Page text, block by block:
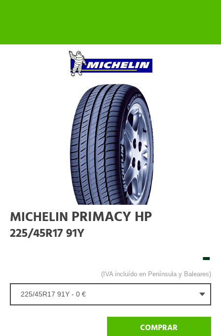
MICHELIN PRIMACY HP
225/45R17 91Y
-
(IVA incluído en Península y Baleares)
225/45R17 91Y - 0 €
COMPRAR